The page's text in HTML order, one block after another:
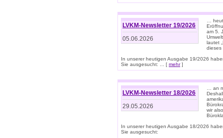
LVKM-Newsletter 19/2026
05.06.2026
…
am 5.
lautet
dieses
In unserer heutigen Ausgabe 19/2026
Sie ausgesucht: ... [ mehr]
LVKM-Newsletter 18/2026
29.05.2026
… an
wir
In unserer heutigen Ausgabe 18/2026
Sie ausgesucht: